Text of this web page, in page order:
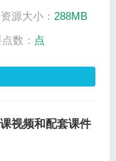
与自然和谐共生、
过“弘扬劳动精神与
富裕”这三个议
垫
资源大小： 288MB
数： 点
视频和配套课件